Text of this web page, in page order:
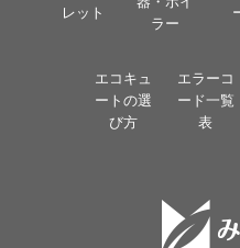
レット
ラー
エコキュ
ートの選
び方
エラーコ
ード一覧
表